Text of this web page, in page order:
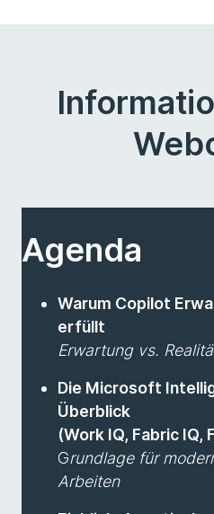
Agenda
Warum Copilot
erfüllt
Erwartung vs.
Die Microsoft
Überblick
(Work IQ, Fabric IQ,
Grundlage für
Arbeiten